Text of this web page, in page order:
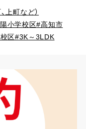
上町など）
小学校区#高知市
区#3K～3LDK